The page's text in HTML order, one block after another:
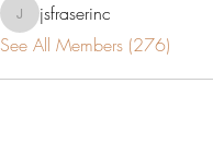
jsfraserinc
jsfraserinc
See All Members (276)